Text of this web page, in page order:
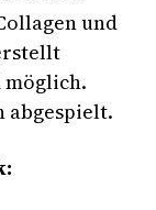
und
möglich.
abgespielt.